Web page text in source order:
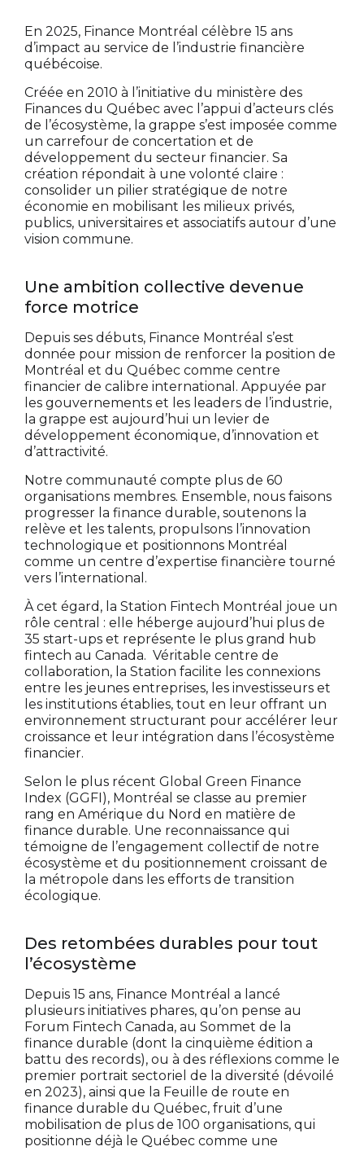
En 2025, Finance Montréal célèbre 15 ans
d’impact au service de l’industrie financière
québécoise.
Créée en 2010 à l’initiative du ministère des
Finances du Québec avec l’appui d’acteurs clés
de l’écosystème, la grappe s’est imposée comme
un carrefour de concertation et de
développement du secteur financier. Sa
création répondait à une volonté claire :
consolider un pilier stratégique de notre
économie en mobilisant les milieux privés,
publics, universitaires et associatifs autour d’une
vision commune.
Une ambition collective devenue
force motrice
Depuis ses débuts, Finance Montréal s’est
donnée pour mission de renforcer la position de
Montréal et du Québec comme centre
financier de calibre international. Appuyée par
les gouvernements et les leaders de l’industrie,
la grappe est aujourd’hui un levier de
développement économique, d’innovation et
d’attractivité.
Notre communauté compte plus de 60
organisations membres. Ensemble, nous faisons
progresser la finance durable, soutenons la
relève et les talents, propulsons l’innovation
technologique et positionnons Montréal
comme un centre d’expertise financière tourné
vers l’international.
À cet égard, la Station Fintech Montréal joue un
rôle central : elle héberge aujourd’hui plus de
35 start-ups et représente le plus grand hub
fintech au Canada. Véritable centre de
collaboration, la Station facilite les connexions
entre les jeunes entreprises, les investisseurs et
les institutions établies, tout en leur offrant un
environnement structurant pour accélérer leur
croissance et leur intégration dans l’écosystème
financier.
Selon le plus récent Global Green Finance
Index (GGFI), Montréal se classe au premier
rang en Amérique du Nord en matière de
finance durable. Une reconnaissance qui
témoigne de l’engagement collectif de notre
écosystème et du positionnement croissant de
la métropole dans les efforts de transition
écologique.
Des retombées durables pour tout
l’écosystème
Depuis 15 ans, Finance Montréal a lancé
plusieurs initiatives phares, qu’on pense au
Forum Fintech Canada, au Sommet de la
finance durable (dont la cinquième édition a
battu des records), ou à des réflexions comme le
premier portrait sectoriel de la diversité (dévoilé
en 2023), ainsi que la Feuille de route en
finance durable du Québec, fruit d’une
mobilisation de plus de 100 organisations, qui
positionne déjà le Québec comme une